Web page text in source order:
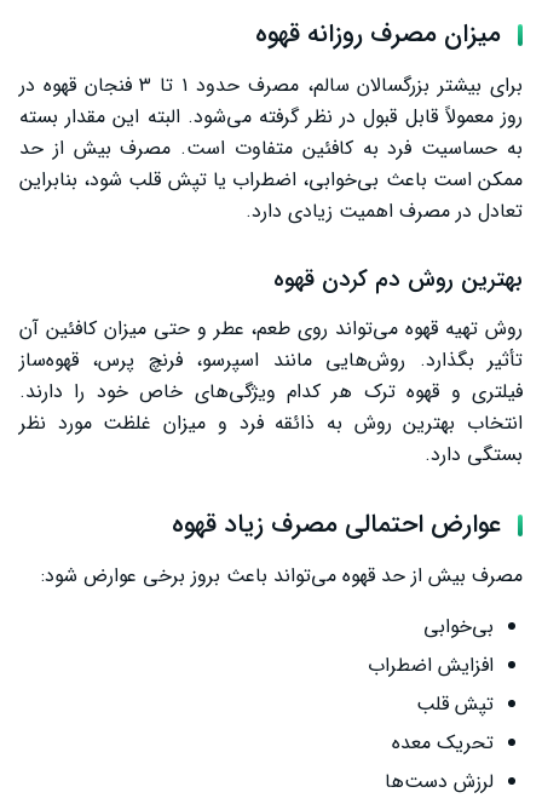
میزان مصرف روزانه قهوه
برای بیشتر بزرگسالان سالم، مصرف حدود ۱ تا ۳ فنجان قهوه در
روز معمولاً قابل قبول در نظر گرفته می‌شود. البته این مقدار بسته
به حساسیت فرد به کافئین متفاوت است. مصرف بیش از حد
ممکن است باعث بی‌خوابی، اضطراب یا تپش قلب شود، بنابراین
تعادل در مصرف اهمیت زیادی دارد.
بهترین روش دم کردن قهوه
روش تهیه قهوه می‌تواند روی طعم، عطر و حتی میزان کافئین آن
تأثیر بگذارد. روش‌هایی مانند اسپرسو، فرنچ پرس، قهوه‌ساز
فیلتری و قهوه ترک هر کدام ویژگی‌های خاص خود را دارند.
انتخاب بهترین روش به ذائقه فرد و میزان غلظت مورد نظر
بستگی دارد.
عوارض احتمالی مصرف زیاد قهوه
مصرف بیش از حد قهوه می‌تواند باعث بروز برخی عوارض شود:
بی‌خوابی
افزایش اضطراب
تپش قلب
تحریک معده
لرزش دست‌ها